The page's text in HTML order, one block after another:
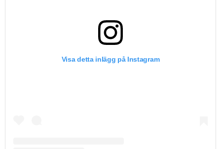
Visa detta inlägg på Instagram